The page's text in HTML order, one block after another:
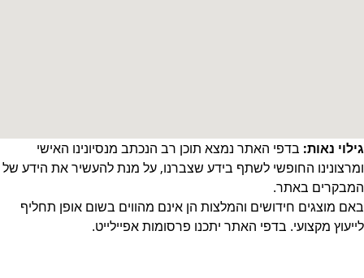
גילוי נאות: בדפי האתר נמצא תוכן רב הנכתב מנסיונינו האישי
ומרצונינו החופשי לשתף בידע שצברנו, על מנת להעשיר את הידע של
המבקרים באתר.
באם מוצגים חידושים והמלצות הן אינם מהווים בשום אופן תחליף
לייעוץ מקצועי. בדפי האתר יתכנו פרסומות אפיילייט.